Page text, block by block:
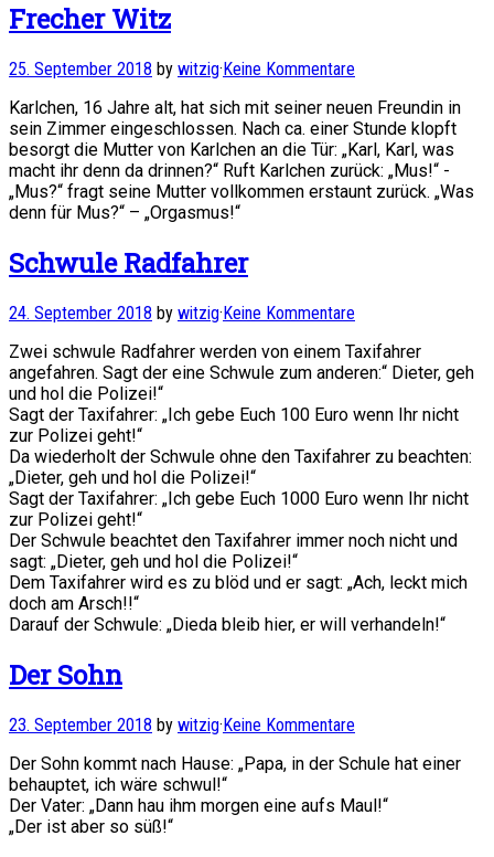
Frecher Witz
25. September 2018 by witzig·Keine Kommentare
Karlchen, 16 Jahre alt, hat sich mit seiner neuen Freundin in
sein Zimmer eingeschlossen. Nach ca. einer Stunde klopft
besorgt die Mutter von Karlchen an die Tür: „Karl, Karl, was
macht ihr denn da drinnen?“ Ruft Karlchen zurück: „Mus!“ -
„Mus?“ fragt seine Mutter vollkommen erstaunt zurück. „Was
denn für Mus?“ – „Orgasmus!“
Schwule Radfahrer
24. September 2018 by witzig·Keine Kommentare
Zwei schwule Radfahrer werden von einem Taxifahrer
angefahren. Sagt der eine Schwule zum anderen:“ Dieter, geh
und hol die Polizei!“
Sagt der Taxifahrer: „Ich gebe Euch 100 Euro wenn Ihr nicht
zur Polizei geht!“
Da wiederholt der Schwule ohne den Taxifahrer zu beachten:
„Dieter, geh und hol die Polizei!“
Sagt der Taxifahrer: „Ich gebe Euch 1000 Euro wenn Ihr nicht
zur Polizei geht!“
Der Schwule beachtet den Taxifahrer immer noch nicht und
sagt: „Dieter, geh und hol die Polizei!“
Dem Taxifahrer wird es zu blöd und er sagt: „Ach, leckt mich
doch am Arsch!!“
Darauf der Schwule: „Dieda bleib hier, er will verhandeln!“
Der Sohn
23. September 2018 by witzig·Keine Kommentare
Der Sohn kommt nach Hause: „Papa, in der Schule hat einer
behauptet, ich wäre schwul!“
Der Vater: „Dann hau ihm morgen eine aufs Maul!“
„Der ist aber so süß!“